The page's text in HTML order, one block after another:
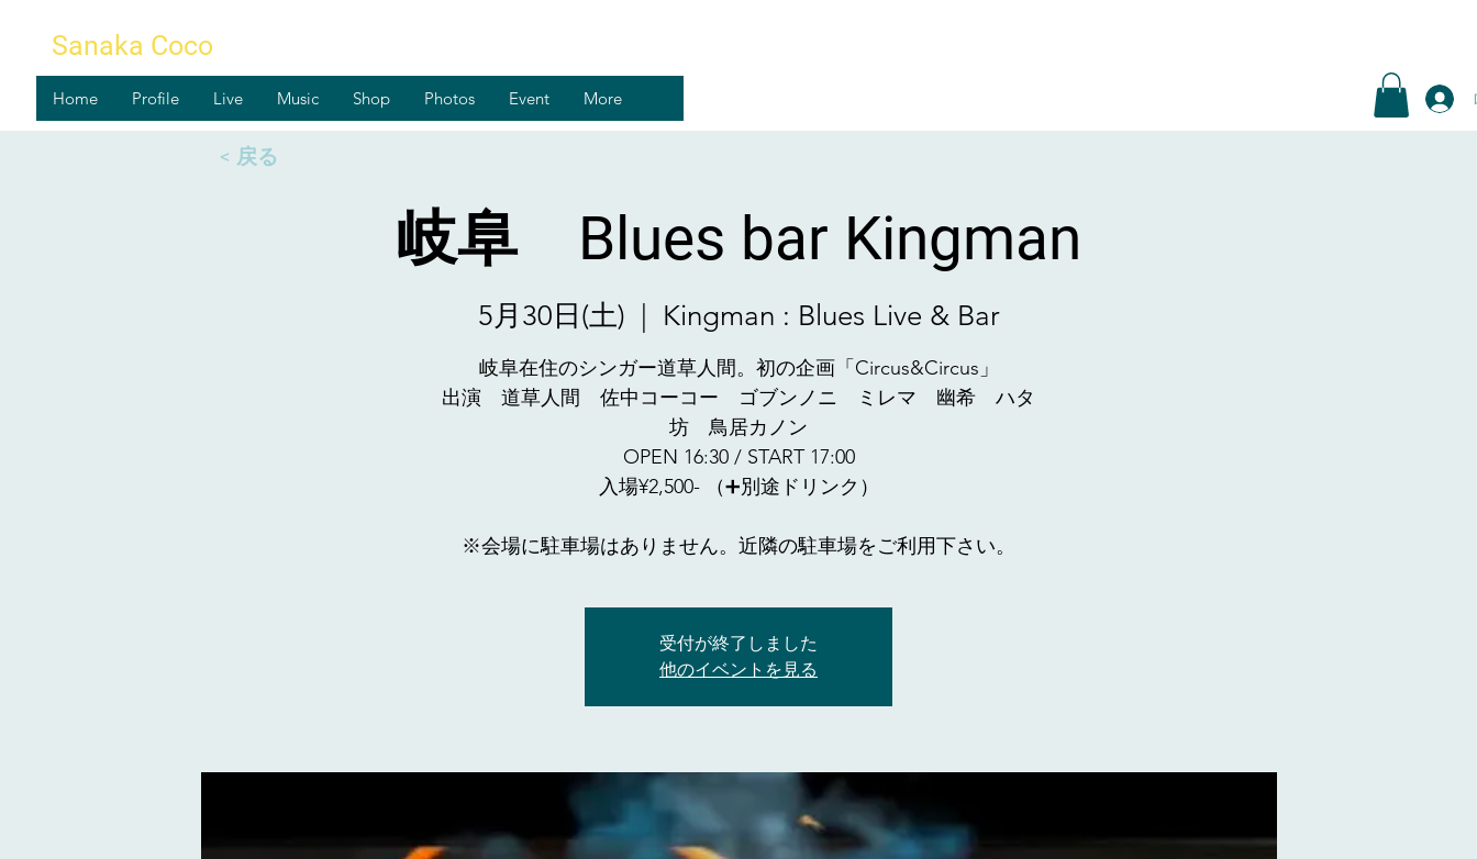
Sanaka Coco
Home Profile Live Music Shop Photos Event More
岐阜 Blues bar Kingman
5月30日(土) Kingman : Blues Live & Bar
岐阜在住のシンガー道草人間。初の企画「Circus&Circus」
出演 道草人間 佐中コーコー ゴブンノニ ミレマ 幽希 ハタ
坊 鳥居カノン
OPEN 16:30 / START 17:00
入場¥2,500- （➕別途ドリンク）
受付が終了しました
他のイベントを見る
< 戻る